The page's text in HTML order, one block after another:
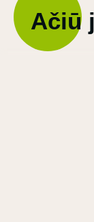
Ačiū